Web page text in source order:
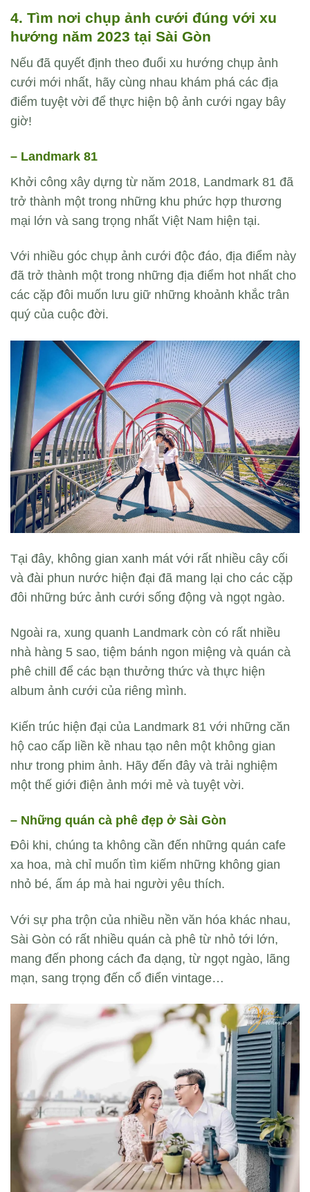
4. Tìm nơi chụp ảnh cưới đúng với xu
hướng năm 2023 tại Sài Gòn
Nếu đã quyết định theo đuổi xu hướng chụp ảnh
cưới mới nhất, hãy cùng nhau khám phá các địa
điểm tuyệt vời để thực hiện bộ ảnh cưới ngay bây
giờ!
– Landmark 81
Khởi công xây dựng từ năm 2018, Landmark 81 đã
trở thành một trong những khu phức hợp thương
mại lớn và sang trọng nhất Việt Nam hiện tại.
Với nhiều góc chụp ảnh cưới độc đáo, địa điểm này
đã trở thành một trong những địa điểm hot nhất cho
các cặp đôi muốn lưu giữ những khoảnh khắc trân
quý của cuộc đời.
Tại đây, không gian xanh mát với rất nhiều cây cối
và đài phun nước hiện đại đã mang lại cho các cặp
đôi những bức ảnh cưới sống động và ngọt ngào.
Ngoài ra, xung quanh Landmark còn có rất nhiều
nhà hàng 5 sao, tiệm bánh ngon miệng và quán cà
phê chill để các bạn thưởng thức và thực hiện
album ảnh cưới của riêng mình.
Kiến trúc hiện đại của Landmark 81 với những căn
hộ cao cấp liền kề nhau tạo nên một không gian
như trong phim ảnh. Hãy đến đây và trải nghiệm
một thế giới điện ảnh mới mẻ và tuyệt vời.
– Những quán cà phê đẹp ở Sài Gòn
Đôi khi, chúng ta không cần đến những quán cafe
xa hoa, mà chỉ muốn tìm kiếm những không gian
nhỏ bé, ấm áp mà hai người yêu thích.
Với sự pha trộn của nhiều nền văn hóa khác nhau,
Sài Gòn có rất nhiều quán cà phê từ nhỏ tới lớn,
mang đến phong cách đa dạng, từ ngọt ngào, lãng
mạn, sang trọng đến cổ điển vintage…